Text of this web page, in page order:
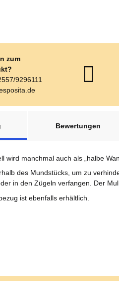
zum
9296111
Bewertungen
wird manchmal auch als „halbe
des Mundstücks, um zu
in den Zügeln verfangen. Der
ist ebenfalls erhältlich.